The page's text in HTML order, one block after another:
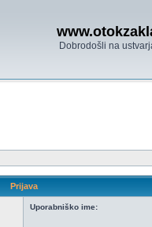
Dobrodošli na
Prijava
Uporabniško ime: